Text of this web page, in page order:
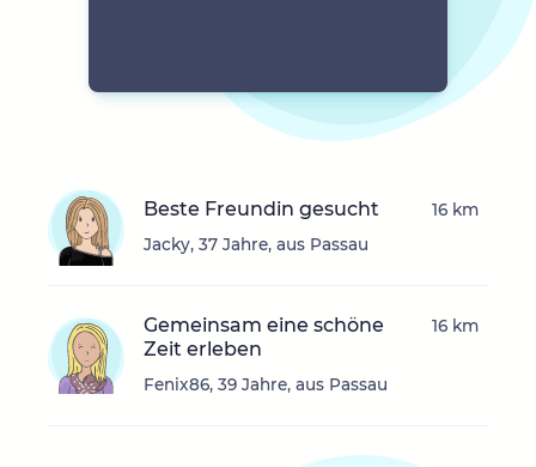
Beste Freundin gesucht
Jacky, 37 Jahre, aus Passau
16 km
Gemeinsam eine schöne
Zeit erleben
Fenix86, 39 Jahre, aus Passau
16 km